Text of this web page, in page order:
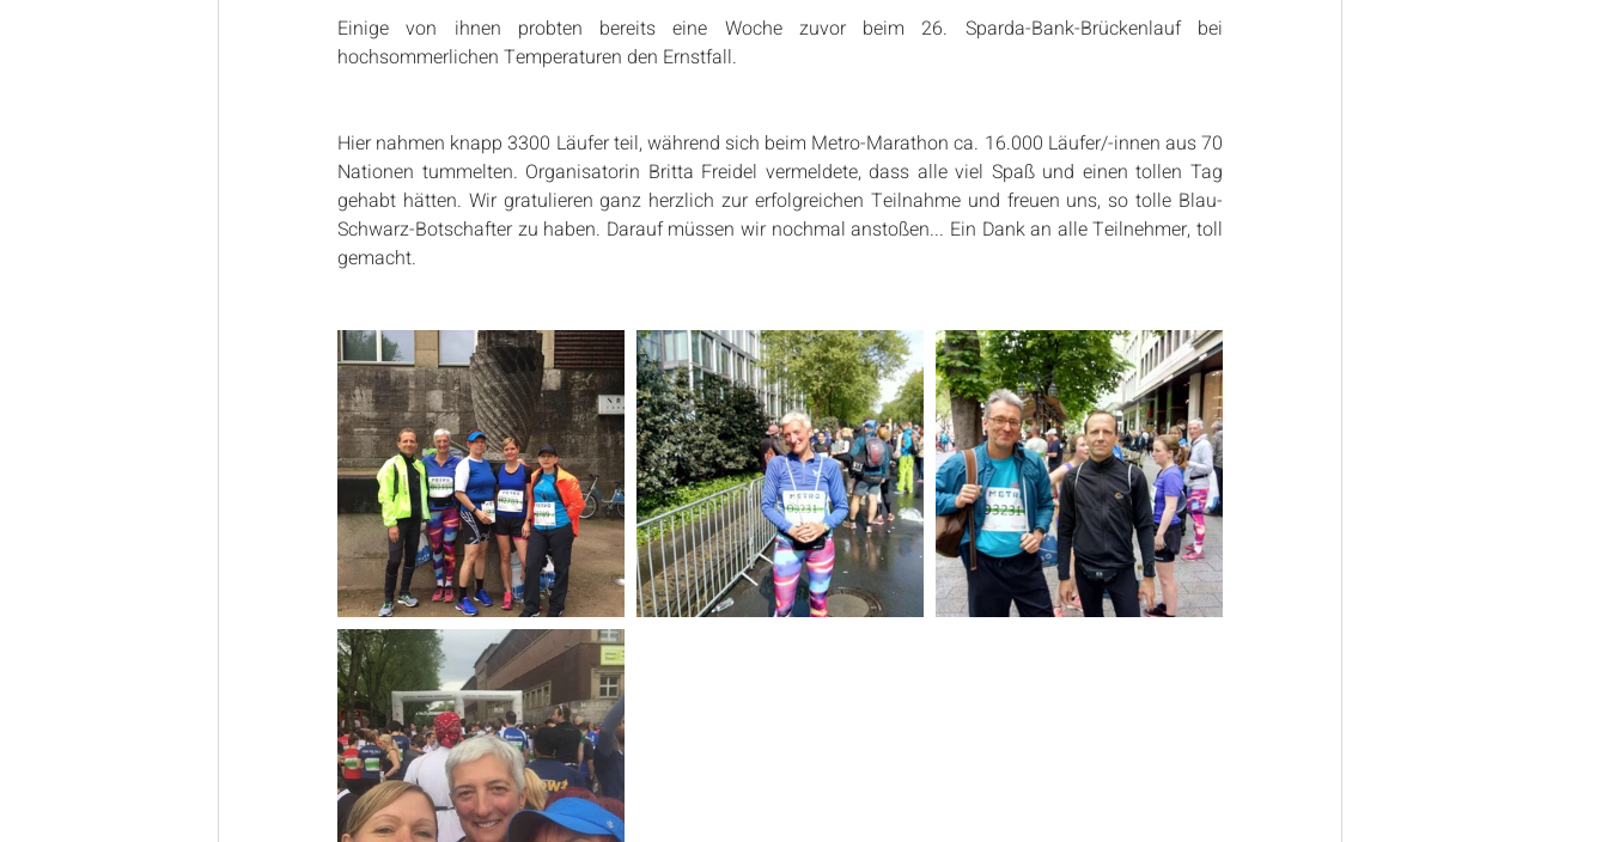
Einige von ihnen probten bereits eine Woche zuvor beim 26. Sparda-Bank-Brückenlauf bei
hochsommerlichen Temperaturen den Ernstfall.
Hier nahmen knapp 3300 Läufer teil, während sich beim Metro-Marathon ca. 16.000 Läufer/-innen aus 70
Nationen tummelten. Organisatorin Britta Freidel vermeldete, dass alle viel Spaß und einen tollen Tag
gehabt hätten. Wir gratulieren ganz herzlich zur erfolgreichen Teilnahme und freuen uns, so tolle Blau-
Schwarz-Botschafter zu haben. Darauf müssen wir nochmal anstoßen... Ein Dank an alle Teilnehmer, toll
gemacht.